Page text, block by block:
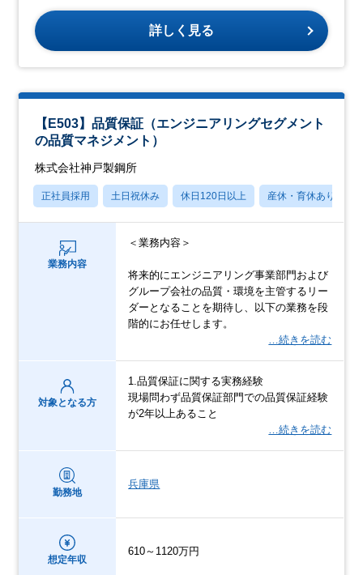
詳しく見る
【E503】品質保証（エンジニアリングセグメント
の品質マネジメント）
株式会社神戸製鋼所
正社員採用 土日祝休み 休日120日以上 産休・育休あり
業務内容
＜業務内容＞
将来的にエンジニアリング事業部門および
グループ会社の品質・環境を主管するリー
ダーとなることを期待し、以下の業務を段
階的にお任せします。
…続きを読む
対象となる方
1.品質保証に関する実務経験
現場問わず品質保証部門での品質保証経験
が2年以上あること
…続きを読む
勤務地
兵庫県
想定年収
610～1120万円